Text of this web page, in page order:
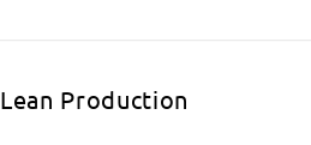
Lean Production